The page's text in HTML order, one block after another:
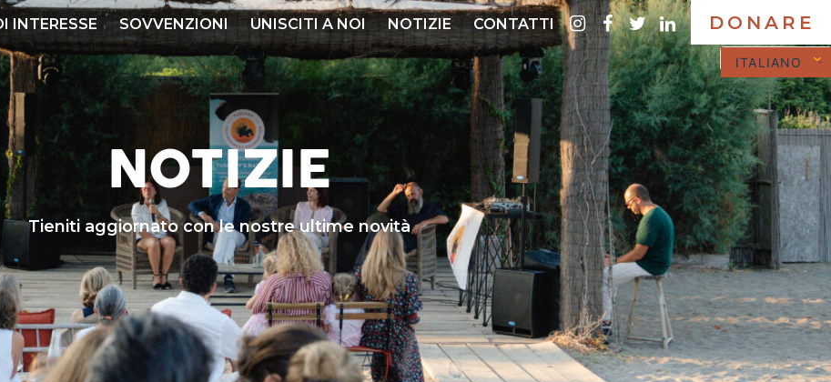
DONARE
ITALIANO
INTERESSE SOVVENZIONI UNISCITI A NOI NOTIZIE CONTATTI instagram
Facebook
twitter
LinkedIn
NOTIZIE
Tieniti aggiornato con le nostre ultime novità